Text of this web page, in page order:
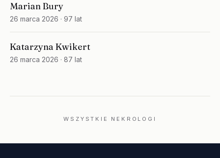
Marian Bury
26 marca 2026 · 97 lat
Katarzyna Kwikert
26 marca 2026 · 87 lat
WSZYSTKIE NEKROLOGI